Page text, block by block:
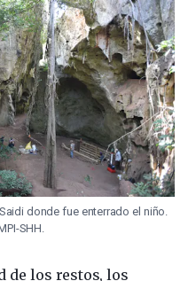
donde fue enterrado el niño.
SHH.
de los restos, los